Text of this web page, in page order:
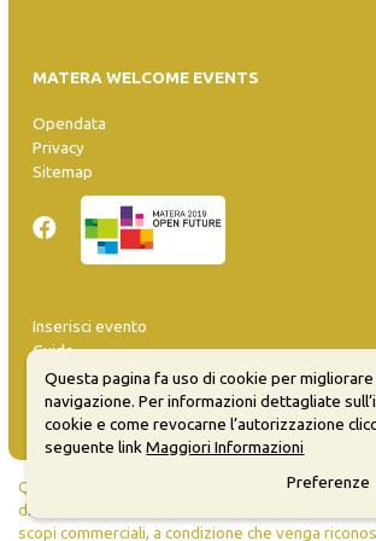
MATERA WELCOME EVENTS
Opendata
Privacy
Sitemap
Inserisci evento
Guida
FAQ
info@materaevents.it
Quanto realizzato è sottoposto a licenza CC-BY-
distribuire, modificare, creare opere derivate
scopi commerciali, a condizione che venga
Questa pagina fa uso di cookie per migliorare
navigazione. Per informazioni dettagliate
cookie e come revocarne l’autorizzazione
seguente linkMaggiori Informazioni
Preferenze